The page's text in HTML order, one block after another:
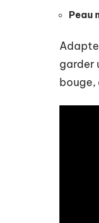
Peau
garder
bouge,